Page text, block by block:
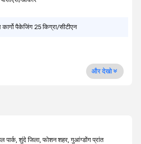
पैकेजिंग 25 किग्रा/सीटीएन
और देखो
पार्क, शुंदे जिला, फोशन शहर, गुआंग्डोंग प्रांत